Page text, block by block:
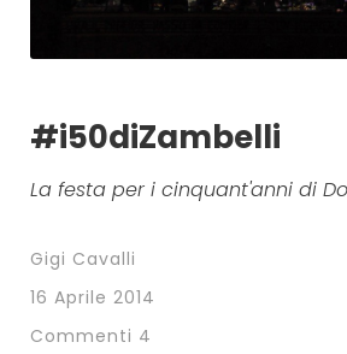
#i50diZambelli
La festa per i cinquant'anni di
Gigi Cavalli
16 Aprile 2014
Commenti 4